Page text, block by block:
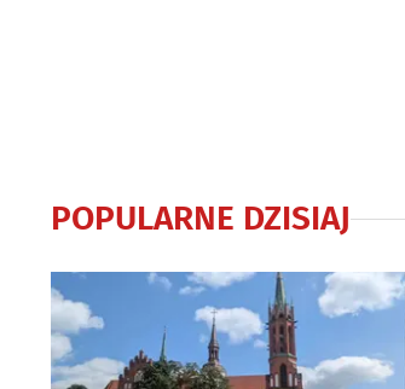
POPULARNE DZISIAJ